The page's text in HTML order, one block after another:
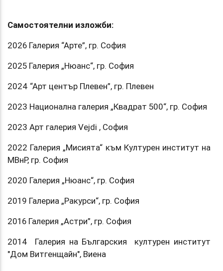
Самостоятелни изложби:
2026 Галерия “Арте”, гр. София
2025 Галерия „Нюанс“, гр. София
2024 “Арт център Плевен”, гр. Плевен
2023 Национална галерия „Квадрат 500“, гр. София
2023 Арт галерия Vejdi , София
2022 Галерия „Мисията“ към Културен институт на
МВнР, гр. София
2020 Галерия „Нюанс“, гр. София
2019 Галериа „Ракурси“, гр. София
2016 Галерия „Астри”, гр. София
2014 Галерия на Българския културен институт
"Дом Витгенщайн", Виена